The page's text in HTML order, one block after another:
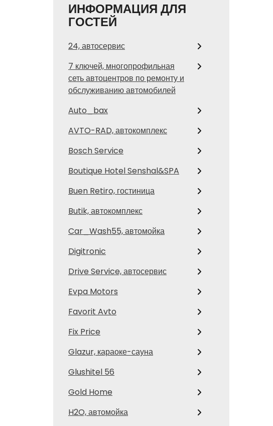
ИНФОРМАЦИЯ ДЛЯ
ГОСТЕЙ
24, автосервис
7 ключей, многопрофильная
сеть автоцентров по ремонту и
обслуживанию автомобилей
Auto_bax
AVTO-RAD, автокомплекс
Bosch Service
Boutique Hotel Senshal&SPA
Buen Retiro, гостиница
Butik, автокомплекс
Car_Wash55, автомойка
Digitronic
Drive Service, автосервис
Evpa Motors
Favorit Avto
Fix Price
Glazur, караоке-сауна
Glushitel 56
Gold Home
H2O, автомойка